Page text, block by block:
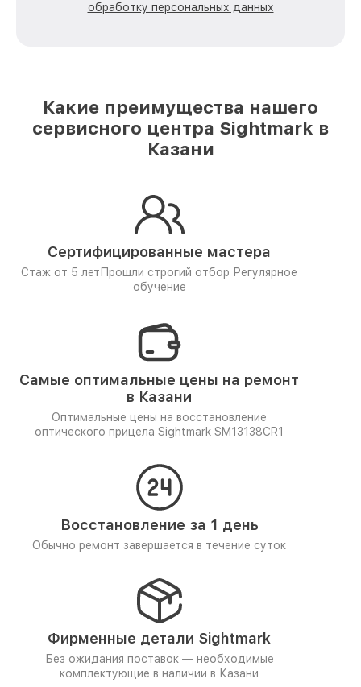
обработку персональных данных
Какие преимущества нашего
сервисного центра Sightmark в
Казани
Сертифицированные мастера
Стаж от 5 лет Прошли строгий отбор Регулярное
обучение
Самые оптимальные цены на ремонт
в Казани
Оптимальные цены на восстановление
оптического прицела Sightmark SM13138CR1
Восстановление за 1 день
Обычно ремонт завершается в течение суток
Фирменные детали Sightmark
Без ожидания поставок — необходимые
комплектующие в наличии в Казани